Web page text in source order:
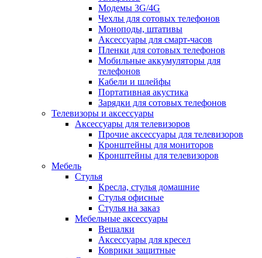
Модемы 3G/4G
Чехлы для сотовых телефонов
Моноподы, штативы
Аксессуары для смарт-часов
Пленки для сотовых телефонов
Мобильные аккумуляторы для
телефонов
Кабели и шлейфы
Портативная акустика
Зарядки для сотовых телефонов
Телевизоры и аксессуары
Аксессуары для телевизоров
Прочие аксессуары для телевизоров
Кронштейны для мониторов
Кронштейны для телевизоров
Мебель
Стулья
Кресла, стулья домашние
Стулья офисные
Стулья на заказ
Мебельные аксессуары
Вешалки
Аксессуары для кресел
Коврики защитные